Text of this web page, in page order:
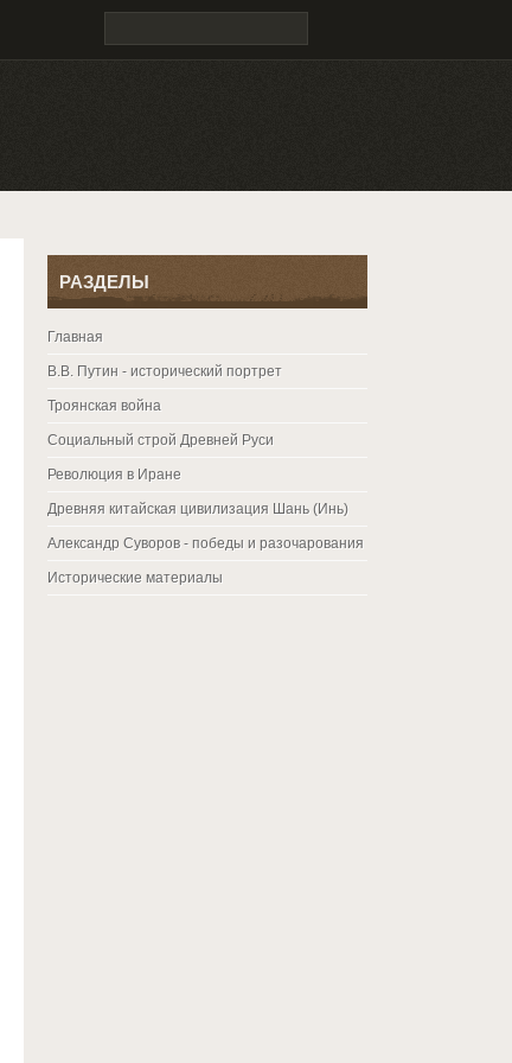
РАЗДЕЛЫ
Главная
В.В. Путин - исторический портрет
Троянская война
Социальный строй Древней Руси
Революция в Иране
Древняя китайская цивилизация Шань (Инь)
Александр Суворов - победы и разочарования
Исторические материалы